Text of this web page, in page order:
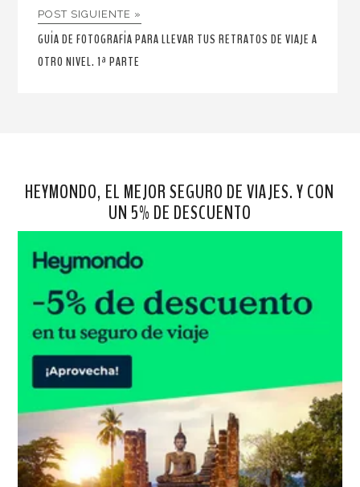
POST SIGUIENTE »
GUÍA DE FOTOGRAFÍA PARA LLEVAR TUS RETRATOS DE VIAJE A
OTRO NIVEL. 1ª PARTE
HEYMONDO, EL MEJOR SEGURO DE VIAJES. Y CON
UN 5% DE DESCUENTO